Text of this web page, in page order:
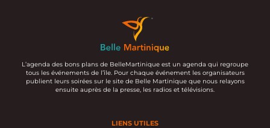
L’agenda des bons plans de BelleMartinique est un agenda qui regroupe
tous les événements de l’île. Pour chaque événement les organisateurs
publient leurs soirées sur le site de Belle Martinique que nous relayons
ensuite auprès de la presse, les radios et télévisions.
LIENS UTILES